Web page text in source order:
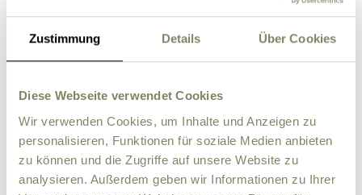
Zustimmung Details Über Cookies
Diese Webseite verwendet Cookies
Wir verwenden Cookies, um Inhalte und Anzeigen zu
personalisieren, Funktionen für soziale Medien anbieten
zu können und die Zugriffe auf unsere Website zu
analysieren. Außerdem geben wir Informationen zu Ihrer
Land
Zusätzliche Angaben, Fragen oder Wünsche